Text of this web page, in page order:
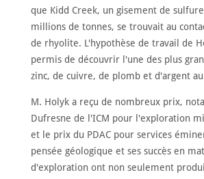
que Kidd Creek, un gisement de
millions de tonnes, se trouvait au
de rhyolite. L'hypothèse de travail de
permis de découvrir l'une des plus
zinc, de cuivre, de plomb et d'argent
M. Holyk a reçu de nombreux prix,
Dufresne de l'ICM pour l'exploration
et le prix du PDAC pour services
pensée géologique et ses succès en
d'exploration ont non seulement